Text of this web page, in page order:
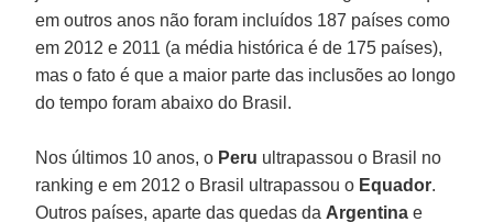
em outros anos não foram incluídos 187 países como
em 2012 e 2011 (a média histórica é de 175 países),
mas o fato é que a maior parte das inclusões ao longo
do tempo foram abaixo do Brasil.
Nos últimos 10 anos, o Peru ultrapassou o Brasil no
ranking e em 2012 o Brasil ultrapassou o Equador.
Outros países, aparte das quedas da Argentinae